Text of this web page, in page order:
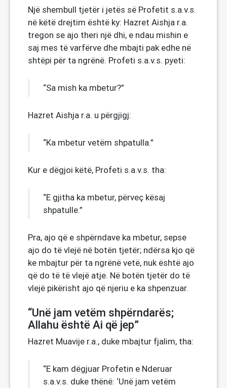
Një shembull tjetër i jetës së Profetit s.a.v.s.
në këtë drejtim është ky: Hazret Aishja r.a.
tregon se ajo theri një dhi, e ndau mishin e
saj mes të varfërve dhe mbajti pak edhe në
shtëpi për ta ngrënë. Profeti s.a.v.s. pyeti:
“Sa mish ka mbetur?”
Hazret Aishja r.a. u përgjigj:
“Ka mbetur vetëm shpatulla.”
Kur e dëgjoi këtë, Profeti s.a.v.s. tha:
“E gjitha ka mbetur, përveç kësaj
shpatulle.”
Pra, ajo që e shpërndave ka mbetur, sepse
ajo do të vlejë në botën tjetër; ndërsa kjo që
ke mbajtur për ta ngrënë vetë, nuk është ajo
që do të të vlejë atje. Në botën tjetër do të
vlejë pikërisht ajo që njeriu e ka shpenzuar.
“Unë jam vetëm shpërndarës;
Allahu është Ai që jep”
Hazret Muavije r.a., duke mbajtur fjalim, tha:
“E kam dëgjuar Profetin e Nderuar
s.a.v.s. duke thënë: ‘Unë jam vetëm